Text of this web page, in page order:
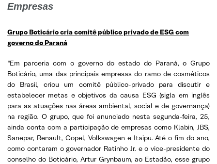
Empresas
Grupo Boticário cria comitê público privado de ESG com
governo do Paraná
“Em parceria com o governo do estado do Paraná, o Grupo
Boticário, uma das principais empresas do ramo de cosméticos
do Brasil, criou um comitê público-privado para discutir e
estabelecer metas e objetivos da causa ESG (sigla em inglês
para as atuações nas áreas ambiental, social e de governança)
na região. O grupo, que foi anunciado nesta segunda-feira, 25,
ainda conta com a participação de empresas como Klabin, JBS,
Sanepar, Renault, Copel, Volkswagen e Itaipu. Até o fim do ano,
como contaram o governador Ratinho Jr. e o vice-presidente do
conselho do Boticário, Artur Grynbaum, ao Estadão, esse grupo